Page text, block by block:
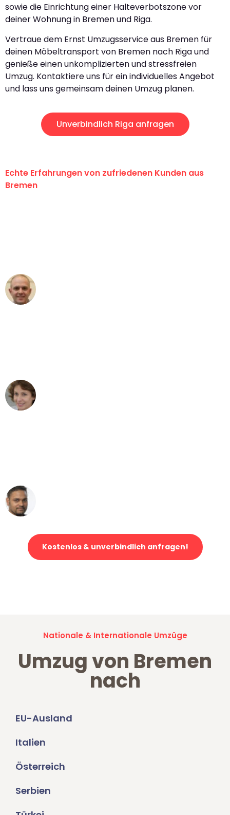
sowie die Einrichtung einer Halteverbotszone vor
deiner Wohnung in Bremen und Riga.
Vertraue dem Ernst Umzugsservice aus Bremen für
deinen Möbeltransport von Bremen nach Riga und
genieße einen unkomplizierten und stressfreien
Umzug. Kontaktiere uns für ein individuelles Angebot
und lass uns gemeinsam deinen Umzug planen.
Unverbindlich Riga anfragen
Echte Erfahrungen von zufriedenen Kunden aus
Bremen
Kostenlos & unverbindlich anfragen!
Nationale & Internationale Umzüge
Umzug von Bremen
nach
EU-Ausland
Italien
Österreich
Serbien